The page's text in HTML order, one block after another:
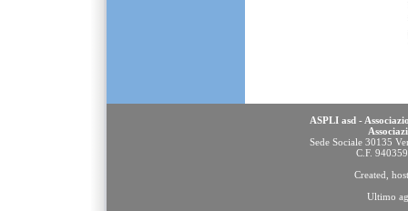
ASPLI asd -
Sede Sociale 30135
C.F.
Created,
Ultimo